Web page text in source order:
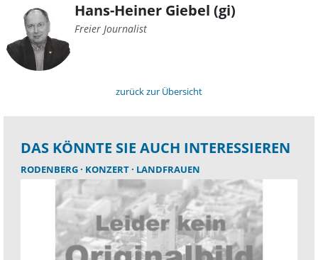
Hans-Heiner Giebel (gi)
Freier Journalist
zurück zur Übersicht
DAS KÖNNTE SIE AUCH INTERESSIEREN
RODENBERG KONZERT LANDFRAUEN